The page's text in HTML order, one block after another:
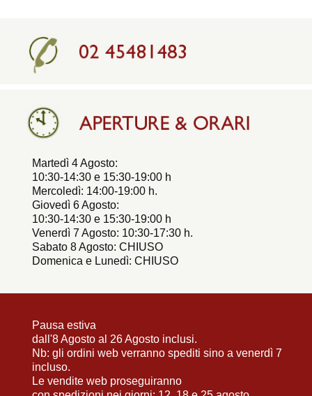
Martedì 4 Agosto:
10:30-14:30 e 15:30-19:00 h
Mercoledì: 14:00-19:00 h.
Giovedì 6 Agosto:
10:30-14:30 e 15:30-19:00 h
Venerdì 7 Agosto: 10:30-17:30 h.
Sabato 8 Agosto: CHIUSO
Domenica e Lunedì: CHIUSO
Pausa estiva
dall'8 Agosto al 26 Agosto inclusi.
Nb: gli ordini web verranno spediti sino a venerdì 7
incluso.
Le vendite web proseguiranno